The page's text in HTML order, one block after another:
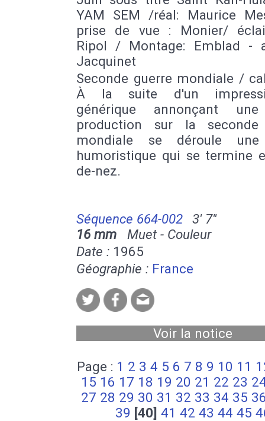
YAM SEM /réal: Maurice
prise de vue : Monier/
Ripol / Montage: Emblad -
Jacquinet
Seconde guerre mondiale /
À la suite d'un
générique annonçant
production sur la seconde
mondiale se déroule une
humoristique qui se termine
de-nez.
Séquence 664-002
3' 7''
16 mm Muet - Couleur
Date : 1965
Géographie : France
Voir la notice
Page : 1 2 3 4 5 6 7 8 9 10 11
15 16 17 18 19 20 21 22 23
27 28 29 30 31 32 33 34 35
39 [40] 41 42 43 44 45